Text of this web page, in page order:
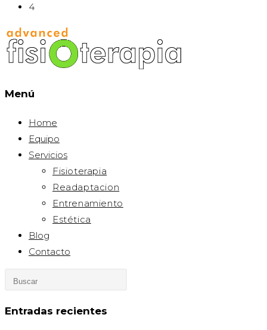
anterior
4
Menú
Home
Equipo
Servicios
Fisioterapia
Readaptacion
Entrenamiento
Estética
Blog
Contacto
Entradas recientes